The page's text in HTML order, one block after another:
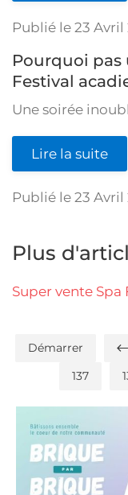
Publié le 23 Avril
Pourquoi
Festival
Une soirée
Lire la suite
Publié le 23 Avril
Plus
Super vente Spa
Démarrer
137